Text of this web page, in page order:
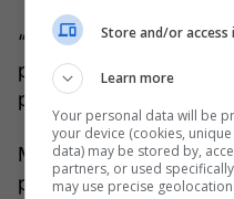
“Ramë dakord që,
pushimet, do t’i
punë të vërtetë.”
Megjithatë, pak kohë
pa lënë gjurmë dhe që
Store and/or
Learn more
Your personal data will be
your device (cookies,
data) may be stored by,
partners, or used
may use precise